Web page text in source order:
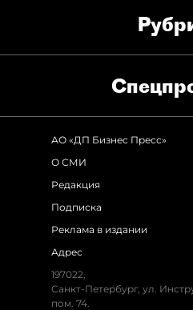
АО «ДП Бизнес Пресс»
О СМИ
Редакция
Подписка
Реклама в издании
Адрес
197022,
Санкт-Петербург, ул.
пом. 74.